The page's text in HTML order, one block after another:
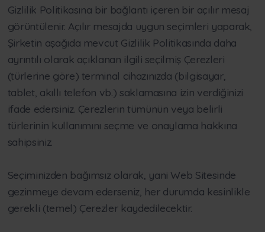
Gizlilik Politikasına bir bağlantı içeren bir açılır mesaj
görüntülenir. Açılır mesajda uygun seçimleri yaparak,
Şirketin aşağıda mevcut Gizlilik Politikasında daha
ayrıntılı olarak açıklanan ilgili seçilmiş Çerezleri
(türlerine göre) terminal cihazınızda (bilgisayar,
tablet, akıllı telefon vb.) saklamasına izin verdiğinizi
ifade edersiniz. Çerezlerin tümünün veya belirli
türlerinin kullanımını seçme ve onaylama hakkına
sahipsiniz.
Seçiminizden bağımsız olarak, yani Web Sitesinde
gezinmeye devam ederseniz, her durumda kesinlikle
gerekli (temel) Çerezler kaydedilecektir.